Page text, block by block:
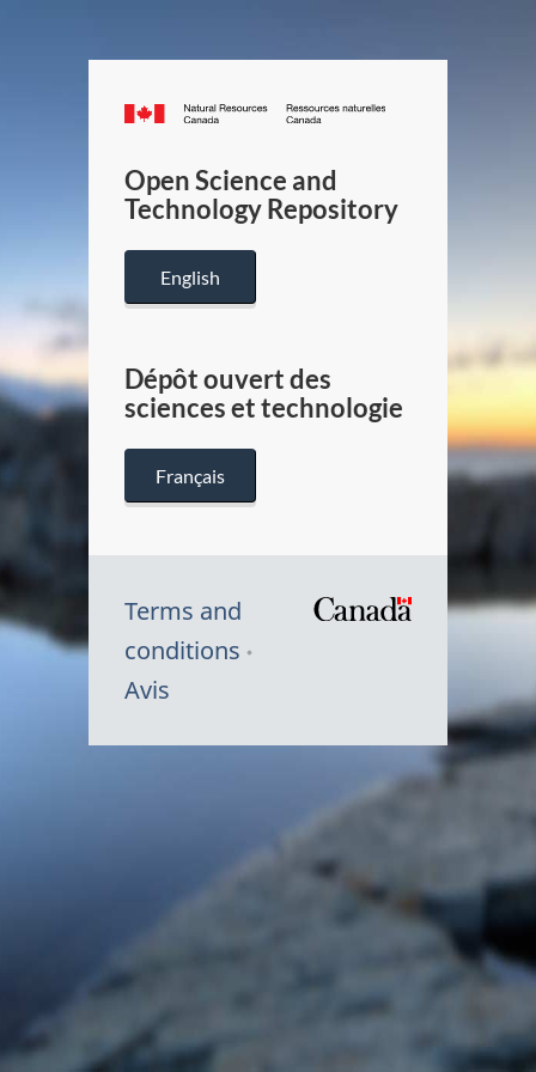
Canada.ca
/
Canada
Open Science and
Technology Repository
English
Dépôt ouvert des
sciences et technologie
Français
Terms and
conditions
Avis
du